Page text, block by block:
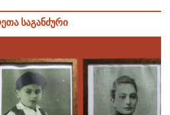
საგანძური